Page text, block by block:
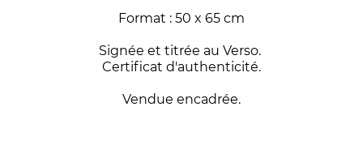
Format : 50 x 65 cm
Signée et titrée au Verso.
Certificat d'authenticité.
Vendue encadrée.